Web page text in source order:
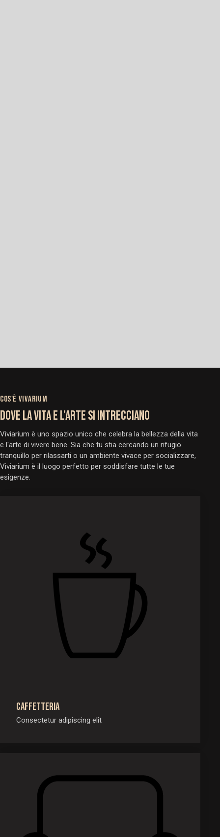
COS'È VIVARIUM
DOVE LA VITA E L’ARTE SI INTRECCIANO
Viviarium è uno spazio unico che celebra la bellezza della vita
e l'arte di vivere bene. Sia che tu stia cercando un rifugio
tranquillo per rilassarti o un ambiente vivace per socializzare,
Viviarium è il luogo perfetto per soddisfare tutte le tue
esigenze.
Caffetteria
Consectetur adipiscing elit